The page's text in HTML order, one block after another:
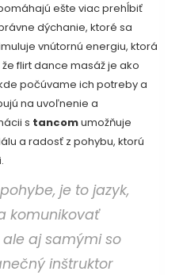
ešte viac prehĺbiť
dýchanie, ktoré sa
vnútornú energiu, ktorá
flirt dance masáž je ako
počúvame ich potreby a
na uvoľnenie a
s tancomumožňuje
a radosť z pohybu, ktorú
je to jazyk,
komunikovať
aj samými so
inštruktor